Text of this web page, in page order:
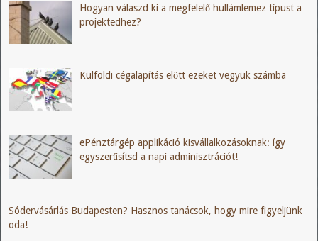
Hogyan válaszd ki a megfelelő hullámlemez típust a
projektedhez?
Külföldi cégalapítás előtt ezeket vegyük számba
ePénztárgép applikáció kisvállalkozásoknak: így
egyszerűsítsd a napi adminisztrációt!
Sódervásárlás Budapesten? Hasznos tanácsok, hogy mire figyeljünk
oda!